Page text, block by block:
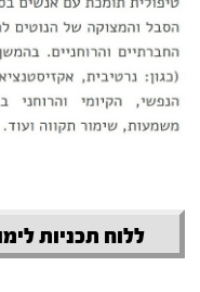
ללוח תכניות